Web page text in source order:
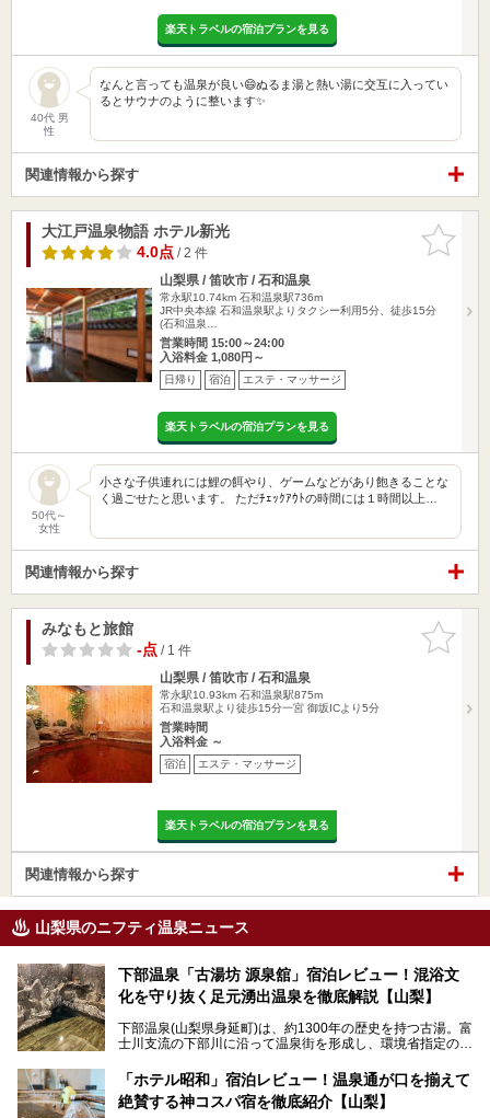
楽天トラベルの宿泊プランを見る
40代 男
性
なんと言っても温泉が良い😄ぬるま湯と熱い湯に交互に入ってい
るとサウナのように整います✨
関連情報から探す
お気に入
りに追加
大江戸温泉物語 ホテル新光
4.0点/ 2 件
山梨県 / 笛吹市 / 石和温泉
常永駅10.74km 石和温泉駅736m
JR中央本線 石和温泉駅よりタクシー利用5分、徒歩15分
(石和温泉…
営業時間 15:00～24:00
入浴料金 1,080円～
日帰り 宿泊 エステ・マッサージ
楽天トラベルの宿泊プランを見る
50代～
女性
小さな子供連れには鯉の餌やり、ゲームなどがあり飽きることな
く過ごせたと思います。 ただﾁｪｯｸｱｳﾄの時間には１時間以上…
関連情報から探す
お気に入
りに追加
みなもと旅館
-点/ 1 件
山梨県 / 笛吹市 / 石和温泉
常永駅10.93km 石和温泉駅875m
石和温泉駅より徒歩15分一宮 御坂ICより5分
営業時間
入浴料金 ～
宿泊 エステ・マッサージ
楽天トラベルの宿泊プランを見る
関連情報から探す
山梨県のニフティ温泉ニュース
下部温泉「古湯坊 源泉舘」宿泊レビュー！混浴文
化を守り抜く足元湧出温泉を徹底解説【山梨】
下部温泉(山梨県身延町)は、約1300年の歴史を持つ古湯。富
士川支流の下部川に沿って温泉街を形成し、環境省指定の国
中でも「古湯坊 源泉舘」は、戦国時代に武田信玄公も療養
したと伝えられる名湯の宿。最大の特徴は、令和の現代にお
いても混浴文化が守られ、老若男女の分け隔て一切無く温泉
「ホテル昭和」宿泊レビュー！温泉通が口を揃えて
絶賛する神コスパ宿を徹底紹介【山梨】